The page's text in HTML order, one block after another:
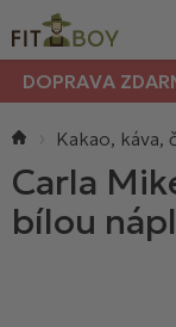
na
obsah
DOPRAVA
Kakao, káva,
Carla
bílou